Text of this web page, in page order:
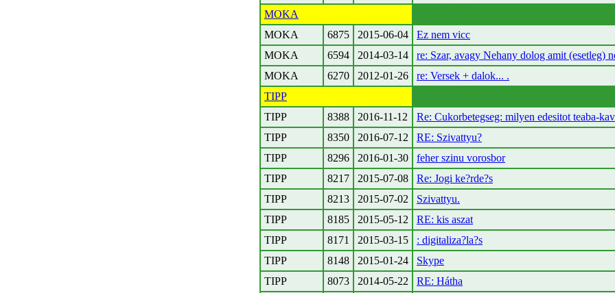
MOKA
MOKA
6875 2015-06-04
Ez nem vicc
MOKA
6594 2014-03-14
re: Szar, avagy Nehany dolog amit (esetleg)
MOKA
6270 2012-01-26
re: Versek + dalok... .
TIPP
TIPP
8388 2016-11-12
Re: Cukorbetegseg: milyen edesitot teaba-
TIPP
8350 2016-07-12
RE: Szivattyu?
TIPP
8296 2016-01-30
feher szinu vorosbor
TIPP
8217 2015-07-08
Re: Jogi ke?rde?s
TIPP
8213 2015-07-02
Szivattyu.
TIPP
8185 2015-05-12
RE: kis aszat
TIPP
8171 2015-03-15
: digitaliza?la?s
TIPP
8148 2015-01-24
Skype
TIPP
8073 2014-05-22
RE: Hátha